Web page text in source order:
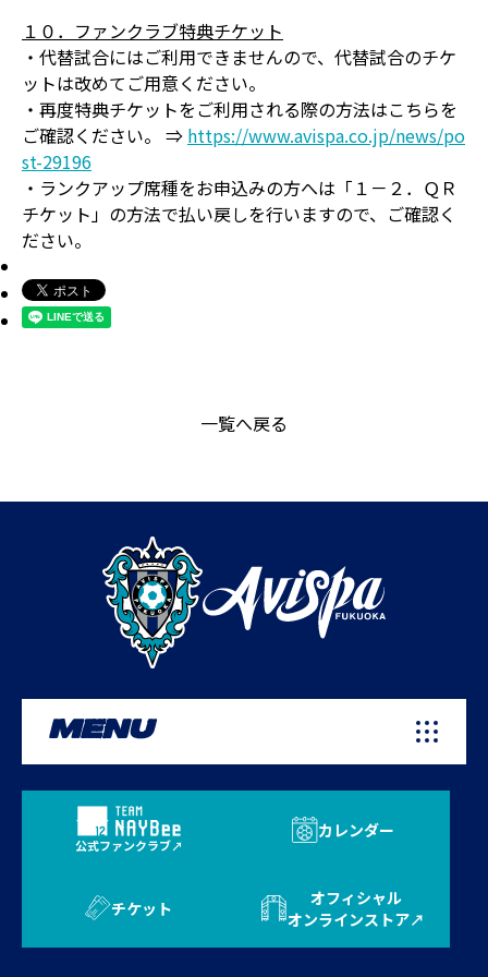
１０．ファンクラブ特典チケット
・代替試合にはご利用できませんので、代替試合のチケ
ットは改めてご用意ください。
・再度特典チケットをご利用される際の方法はこちらを
ご確認ください。 ⇒ https://www.avispa.co.jp/news/po
st-29196
・ランクアップ席種をお申込みの方へは「１－２．ＱＲ
チケット」の方法で払い戻しを行いますので、ご確認く
ださい。
一覧へ戻る
MENU
公式ファンクラブ
カレンダー
チケット
オフィシャル
オンラインストア